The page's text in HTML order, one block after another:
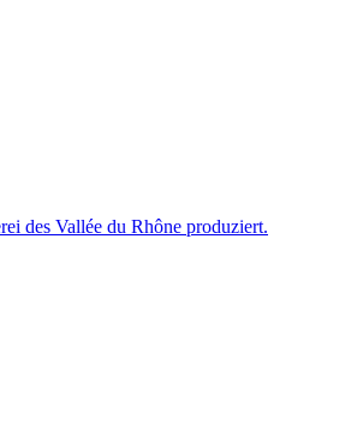
des Vallée du Rhône produziert.